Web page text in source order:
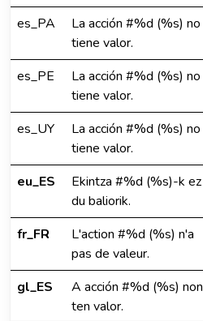
es_PA
La acción #%d (%s) no
tiene valor.
es_PE
La acción #%d (%s) no
tiene valor.
es_UY
La acción #%d (%s) no
tiene valor.
eu_ES
Ekintza #%d (%s)-k ez
du baliorik.
fr_FR
L'action #%d (%s) n'a
pas de valeur.
gl_ES
A acción #%d (%s) non
ten valor.